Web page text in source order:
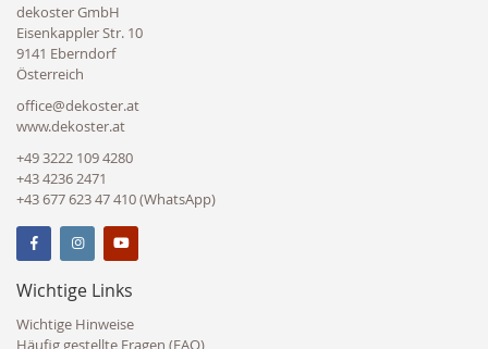
dekoster GmbH
Eisenkappler Str. 10
9141 Eberndorf
Österreich
office@dekoster.at
www.dekoster.at
+49 3222 109 4280
+43 4236 2471
+43 677 623 47 410 (WhatsApp)
Wichtige Links
Wichtige Hinweise
Häufig gestellte Fragen (FAQ)